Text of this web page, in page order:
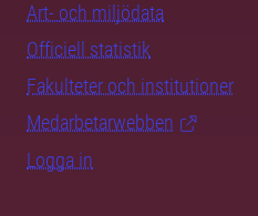
Art- och miljödata
Officiell statistik
Fakulteter och institutioner
Medarbetarwebben
Logga in